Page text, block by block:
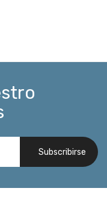
Subscribirse